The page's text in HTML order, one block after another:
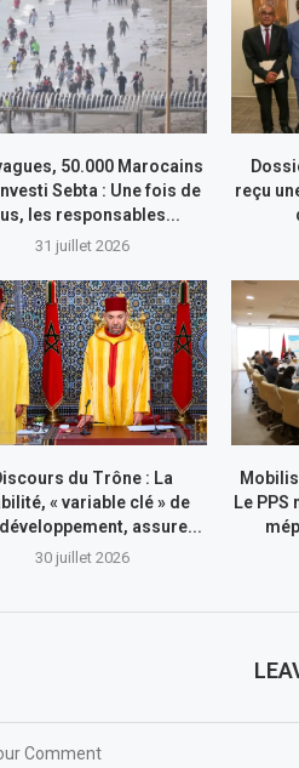
50.000 Marocains
Sebta : Une fois de
les responsables...
31 juillet 2026
reçu
du Trône : La
« variable clé » de
assure...
30 juillet 2026
Le